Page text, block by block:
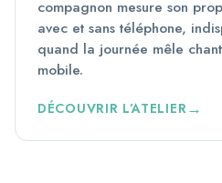
compagnon mesure son
avec et sans téléphone,
quand la journée mêle
mobile.
DÉCOUVRIR L’ATELIER